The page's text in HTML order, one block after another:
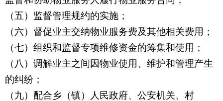
（五）监督管理规约的实施；
（六）督促业主交纳物业服务费及其他相关费用；
（七）组织和监督专项维修资金的筹集和使用；
（八）调解业主之间因物业使用、维护和管理产生
的纠纷；
（九）配合乡（镇）人民政府、公安机关、村